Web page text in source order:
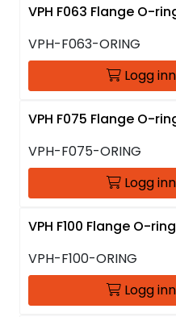
VPH F063 Flange O-
VPH-F063-ORING
Logg
VPH F075 Flange O-
VPH-F075-ORING
Logg
VPH F100 Flange O-ring
VPH-F100-ORING
Logg